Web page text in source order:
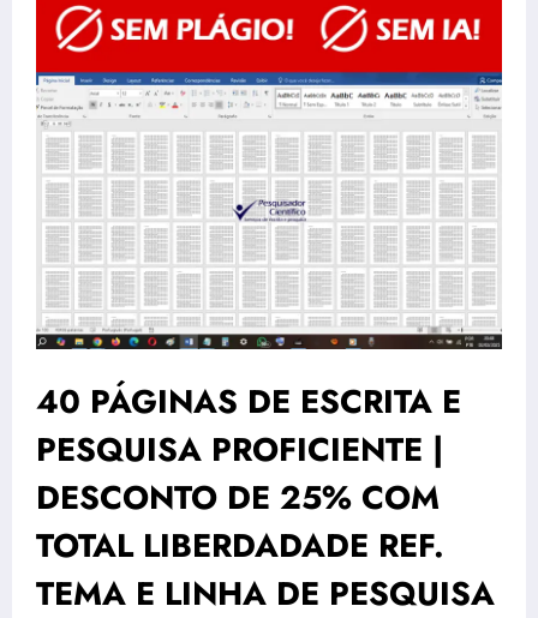
40 PÁGINAS DE ESCRITA E
PESQUISA PROFICIENTE |
DESCONTO DE 25% COM
TOTAL LIBERDADADE REF.
TEMA E LINHA DE PESQUISA